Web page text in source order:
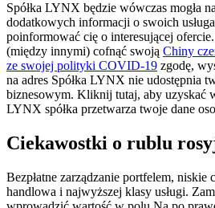
Spółka LYNX będzie wówczas mogła
dodatkowych informacji o swoich
poinformować cię o interesującej
(między innymi) cofnąć swoją Chiny
ze swojej polityki COVID-19 zgodę,
na adres Spółka LYNX nie udostępnia
biznesowym. Kliknij tutaj, aby uzyskać
LYNX spółka przetwarza twoje dane
Ciekawostki o rublu
Bezpłatne zarządzanie portfelem, niskie
handlowa i najwyższej klasy usługi.